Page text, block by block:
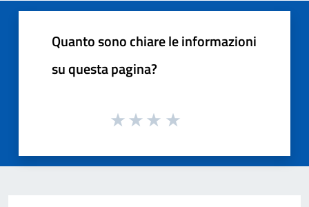
Quanto sono chiare le informazioni
su questa pagina?